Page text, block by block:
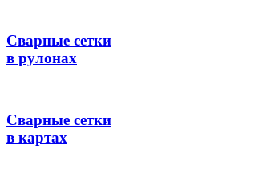
Сварные сетки
в рулонах
Сварные сетки
в картах